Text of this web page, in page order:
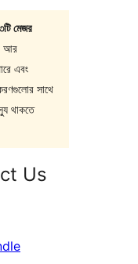
মেজর
আর
এবং
সাথে
থাকতে
Us